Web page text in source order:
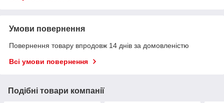
Умови повернення
Повернення товару впродовж 14 днів за домовленістю
Всі умови повернення
Подібні товари компанії